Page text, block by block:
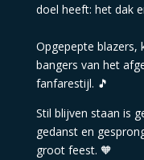
doel heeft: het dak
Opgepepte blazers,
bangers van het
fanfarestijl. 🎵
Stil blijven staan is
gedanst en
groot feest. 🧡